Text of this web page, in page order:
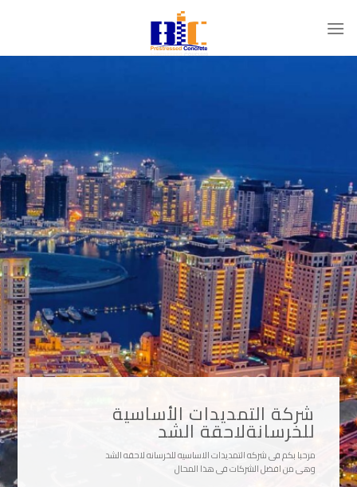
شركة التمديدات الأساسية
للخرسانةلاحقة الشد
مرحبا بكم فى شركه التمديدات الاساسيه للخرسانه لاحقه الشد
وهى من افضل الشركات فى هذا المحال